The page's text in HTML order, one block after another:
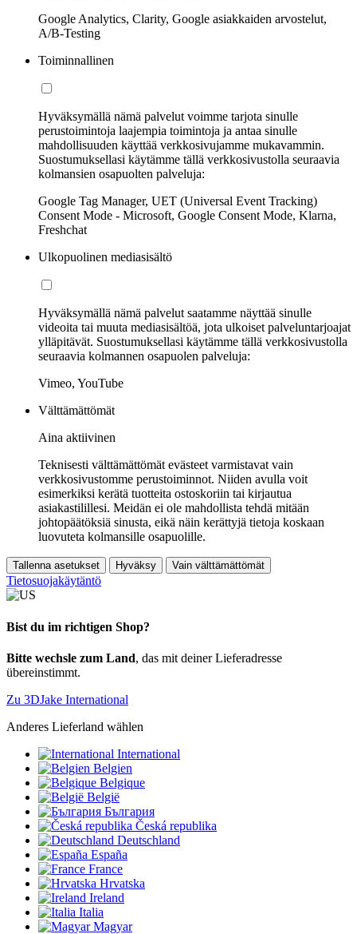
Google Analytics, Clarity, Google asiakkaiden arvostelut,
A/B-Testing
Toiminnallinen
Hyväksymällä nämä palvelut voimme tarjota sinulle
perustoimintoja laajempia toimintoja ja antaa sinulle
mahdollisuuden käyttää verkkosivujamme mukavammin.
Suostumuksellasi käytämme tällä verkkosivustolla seuraavia
kolmansien osapuolten palveluja:
Google Tag Manager, UET (Universal Event Tracking)
Consent Mode - Microsoft, Google Consent Mode, Klarna,
Freshchat
Ulkopuolinen mediasisältö
Hyväksymällä nämä palvelut saatamme näyttää sinulle
videoita tai muuta mediasisältöä, jota ulkoiset palveluntarjoajat
ylläpitävät. Suostumuksellasi käytämme tällä verkkosivustolla
seuraavia kolmannen osapuolen palveluja:
Vimeo, YouTube
Välttämättömät
Aina aktiivinen
Teknisesti välttämättömät evästeet varmistavat vain
verkkosivustomme perustoiminnot. Niiden avulla voit
esimerkiksi kerätä tuotteita ostoskoriin tai kirjautua
asiakastilillesi. Meidän ei ole mahdollista tehdä mitään
johtopäätöksiä sinusta, eikä näin kerättyjä tietoja koskaan
luovuteta kolmansille osapuolille.
Tallenna asetukset Hyväksy Vain välttämättömät
Tietosuojakäytäntö
Bist du im richtigen Shop?
Bitte wechsle zum Land, das mit deiner Lieferadresse
übereinstimmt.
Zu 3DJake International
Anderes Lieferland wählen
International
Belgien
Belgique
België
България
Česká republika
Deutschland
España
France
Hrvatska
Ireland
Italia
Magyar